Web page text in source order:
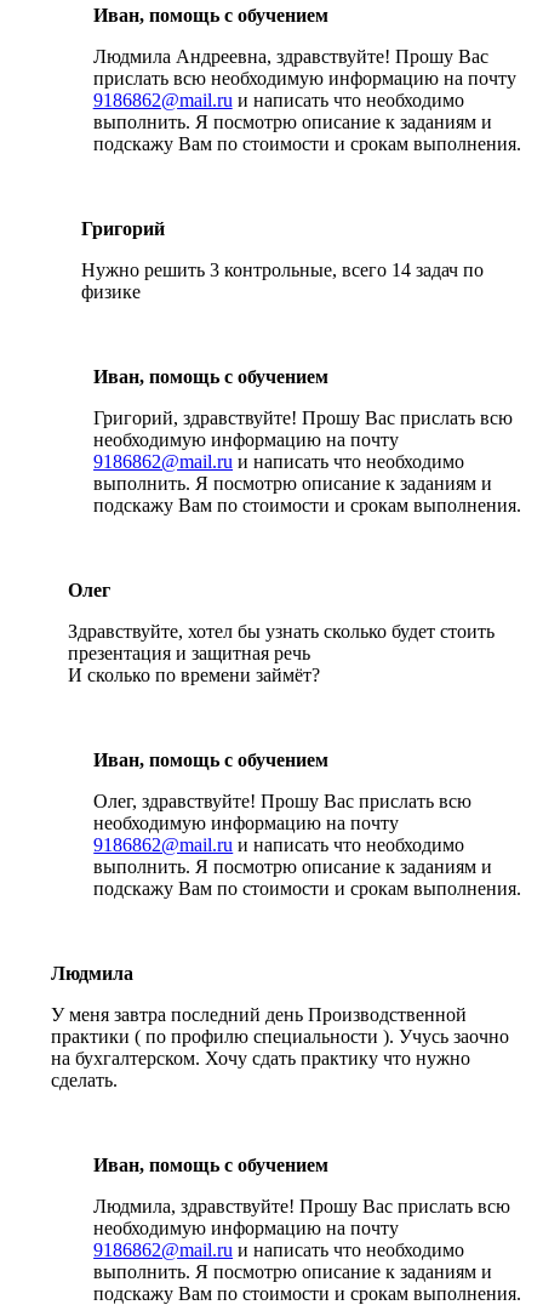
Иван, помощь с обучением
Людмила Андреевна, здравствуйте! Прошу Вас
прислать всю необходимую информацию на почту
9186862@mail.ru и написать что необходимо
выполнить. Я посмотрю описание к заданиям и
подскажу Вам по стоимости и срокам выполнения.
Григорий
Нужно решить 3 контрольные, всего 14 задач по
физике
Иван, помощь с обучением
Григорий, здравствуйте! Прошу Вас прислать всю
необходимую информацию на почту
9186862@mail.ru и написать что необходимо
выполнить. Я посмотрю описание к заданиям и
подскажу Вам по стоимости и срокам выполнения.
Олег
Здравствуйте, хотел бы узнать сколько будет стоить
презентация и защитная речь
И сколько по времени займёт?
Иван, помощь с обучением
Олег, здравствуйте! Прошу Вас прислать всю
необходимую информацию на почту
9186862@mail.ru и написать что необходимо
выполнить. Я посмотрю описание к заданиям и
подскажу Вам по стоимости и срокам выполнения.
Людмила
У меня завтра последний день Производственной
практики ( по профилю специальности ). Учусь заочно
на бухгалтерском. Хочу сдать практику что нужно
сделать.
Иван, помощь с обучением
Людмила, здравствуйте! Прошу Вас прислать всю
необходимую информацию на почту
9186862@mail.ru и написать что необходимо
выполнить. Я посмотрю описание к заданиям и
подскажу Вам по стоимости и срокам выполнения.